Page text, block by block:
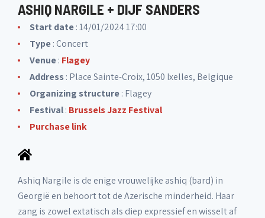
ASHIQ NARGILE + DIJF SANDERS
Start date: 14/01/2024 17:00
Type: Concert
Venue: Flagey
Address: Place Sainte-Croix, 1050 Ixelles, Belgique
Organizing structure: Flagey
Festival: Brussels Jazz Festival
Purchase link
Ashiq Nargile is de enige vrouwelijke ashiq (bard) in
Georgië en behoort tot de Azerische minderheid. Haar
zang is zowel extatisch als diep expressief en wisselt af